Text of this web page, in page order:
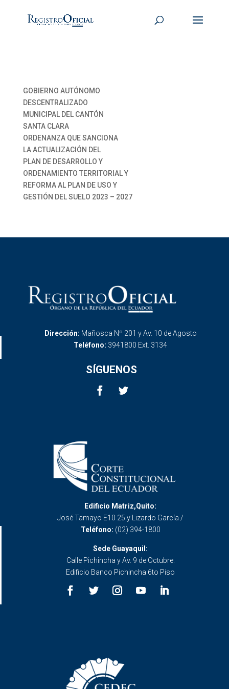
GOBIERNO AUTÓNOMO
DESCENTRALIZADO
MUNICIPAL DEL CANTÓN
SANTA CLARA
ORDENANZA QUE SANCIONA
LA ACTUALIZACIÓN DEL
PLAN DE DESARROLLO Y
ORDENAMIENTO TERRITORIAL Y
REFORMA AL PLAN DE USO Y
GESTIÓN DEL SUELO 2023 – 2027
Dirección: Mañosca Nº 201 y Av. 10 de Agosto
Teléfono: 3941800 Ext. 3134
SÍGUENOS
Edificio Matriz,Quito:
José Tamayo E10 25 y Lizardo García /
Teléfono: (02) 394-1800
Sede Guayaquil:
Calle Pichincha y Av. 9 de Octubre.
Edificio Banco Pichincha 6to Piso